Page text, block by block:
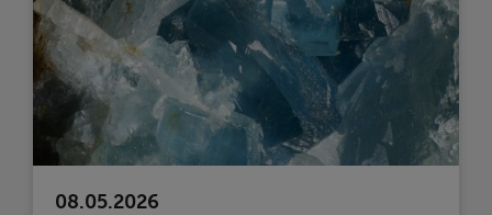
08.05.2026